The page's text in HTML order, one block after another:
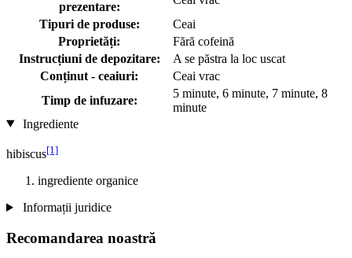
prezentare:
Tipuri de produse:
Ceai
Proprietăți:
Fără cofeină
Instrucțiuni de depozitare:
A se păstra la loc uscat
Conținut - ceaiuri:
Ceai vrac
Timp de infuzare:
5 minute, 6 minute, 7 minute, 8
minute
Ingrediente
hibiscus[1]
ingrediente organice
Informații juridice
Recomandarea noastră